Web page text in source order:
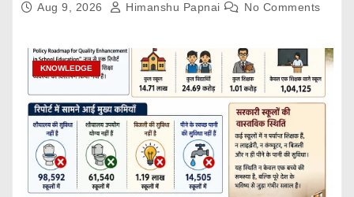
Aug 9, 2026 Himanshu Papnai No Comments
KNOWLEDGE